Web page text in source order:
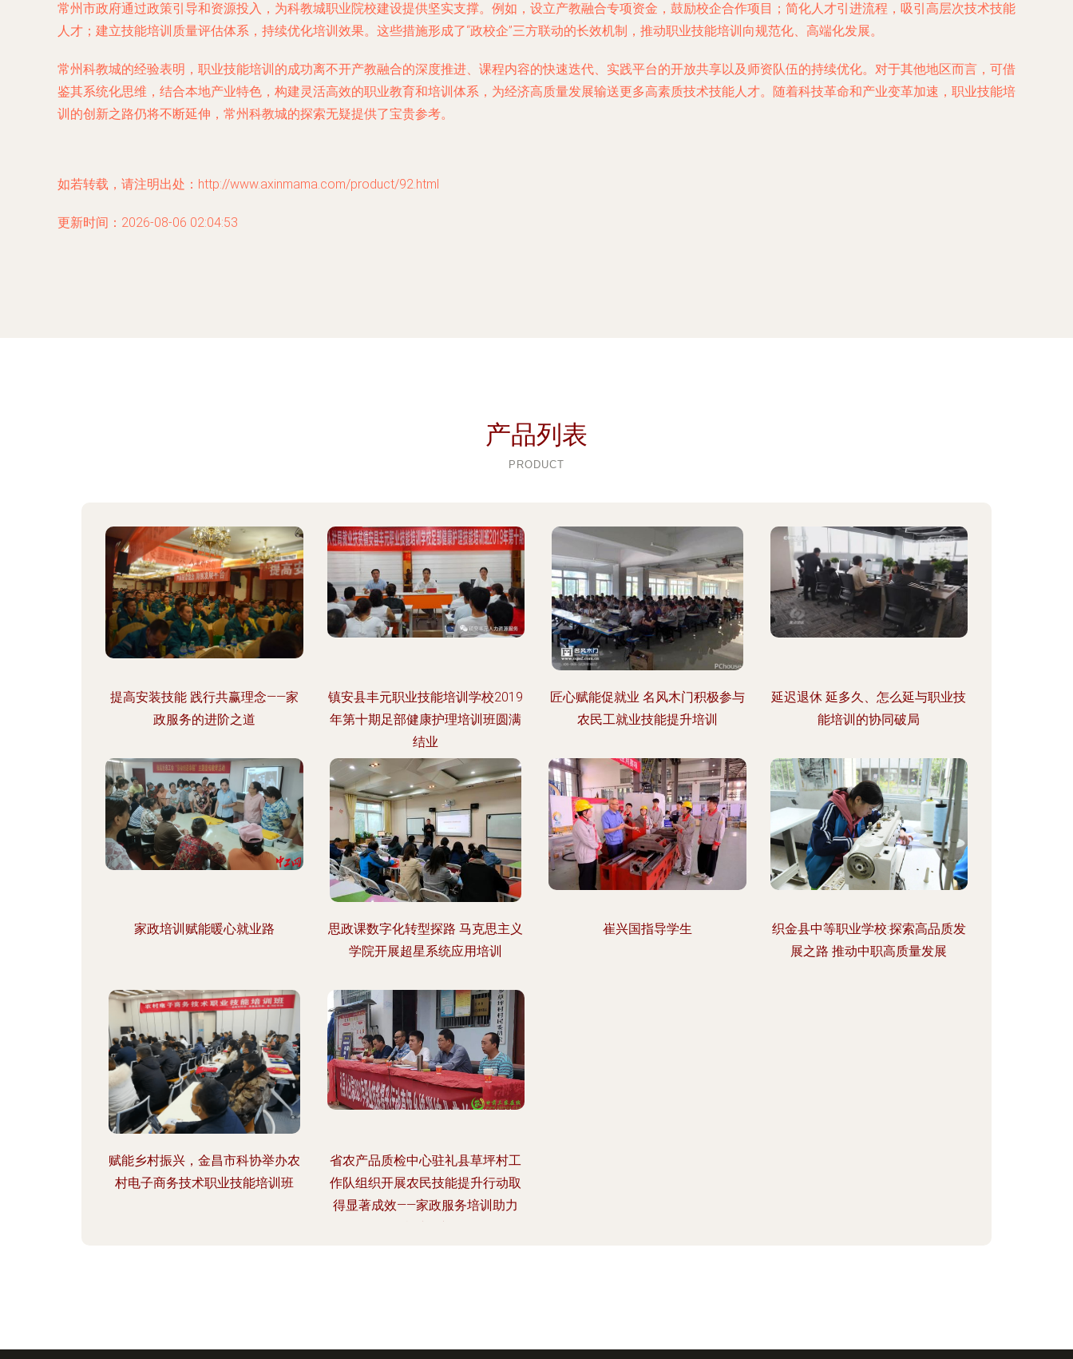
常州市政府通过政策引导和资源投入，为科教城职业院校建设提供坚实支撑。例如，设立产教融合专项资金，鼓励校企合作项目；简化人才引进流程，吸引高层次技术技能
人才；建立技能培训质量评估体系，持续优化培训效果。这些措施形成了“政校企”三方联动的长效机制，推动职业技能培训向规范化、高端化发展。
常州科教城的经验表明，职业技能培训的成功离不开产教融合的深度推进、课程内容的快速迭代、实践平台的开放共享以及师资队伍的持续优化。对于其他地区而言，可借
鉴其系统化思维，结合本地产业特色，构建灵活高效的职业教育和培训体系，为经济高质量发展输送更多高素质技术技能人才。随着科技革命和产业变革加速，职业技能培
训的创新之路仍将不断延伸，常州科教城的探索无疑提供了宝贵参考。
如若转载，请注明出处：http://www.axinmama.com/product/92.html
更新时间：2026-08-06 02:04:53
产品列表
PRODUCT
提高安装技能 践行共赢理念——家
政服务的进阶之道
镇安县丰元职业技能培训学校2019
年第十期足部健康护理培训班圆满
结业
匠心赋能促就业 名风木门积极参与
农民工就业技能提升培训
延迟退休 延多久、怎么延与职业技
能培训的协同破局
家政培训赋能暖心就业路
思政课数字化转型探路 马克思主义
学院开展超星系统应用培训
崔兴国指导学生
织金县中等职业学校:探索高品质发
展之路 推动中职高质量发展
赋能乡村振兴，金昌市科协举办农
村电子商务技术职业技能培训班
省农产品质检中心驻礼县草坪村工
作队组织开展农民技能提升行动取
得显著成效——家政服务培训助力